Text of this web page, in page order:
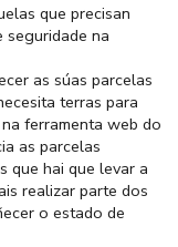
que precisan
seguridade na
as súas parcelas
terras para
ferramenta web do
as parcelas
que hai que levar a
realizar parte dos
o estado de